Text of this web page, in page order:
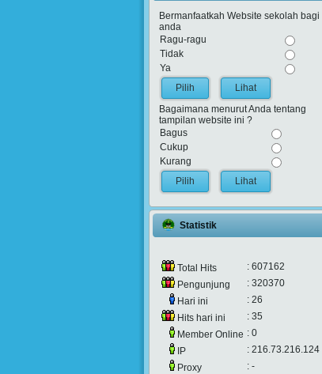
Bermanfaatkah Website sekolah bagi
anda
Ragu-ragu
Tidak
Ya
Lihat
Bagaimana menurut Anda tentang
tampilan website ini ?
Bagus
Cukup
Kurang
Lihat
Statistik
Total Hits
: 607162
Pengunjung
: 320370
Hari ini
: 26
Hits hari ini
: 35
Member Online : 0
IP
: 216.73.216.124
Proxy
: -